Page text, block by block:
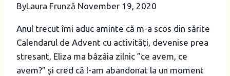
ByLaura Frunză November 19, 2020
Anul trecut îmi aduc aminte că m-a scos din sărite
Calendarul de Advent cu activități, devenise prea
stresant, Eliza ma bâzâia zilnic ”ce avem, ce
avem?” și cred că l-am abandonat la un moment